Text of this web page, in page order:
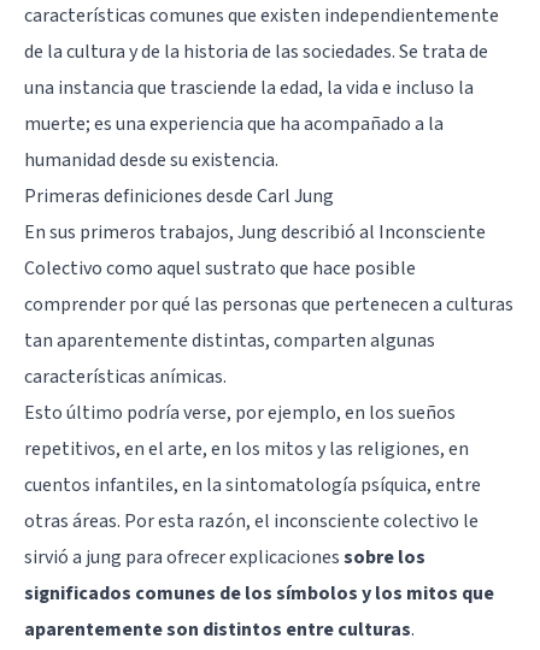
características comunes que existen independientemente
de la cultura y de la historia de las sociedades. Se trata de
una instancia que trasciende la edad, la vida e incluso la
muerte; es una experiencia que ha acompañado a la
humanidad desde su existencia.
Primeras definiciones desde Carl Jung
En sus primeros trabajos, Jung describió al Inconsciente
Colectivo como aquel sustrato que hace posible
comprender por qué las personas que pertenecen a culturas
tan aparentemente distintas, comparten algunas
características anímicas.
Esto último podría verse, por ejemplo, en los sueños
repetitivos, en el arte, en los mitos y las religiones, en
cuentos infantiles, en la sintomatología psíquica, entre
otras áreas. Por esta razón, el inconsciente colectivo le
sirvió a jung para ofrecer explicacionessobre los
significados comunes de los símbolos y los mitos que
aparentemente son distintos entre culturas.